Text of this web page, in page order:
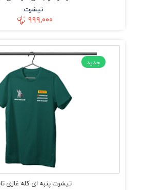
تیشرت
۹۹۹,۰۰۰
جدید
تیشرت پنبه ای کله غازی